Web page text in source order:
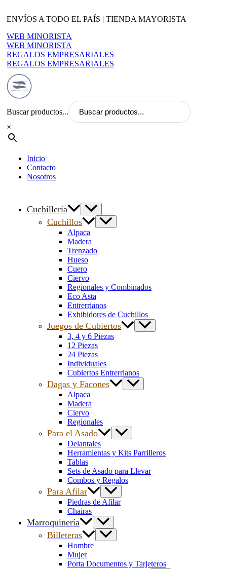
al
ENVÍOS A TODO EL PAÍS | TIENDA MAYORISTA
WEB MINORISTA
WEB MINORISTA
REGALOS EMPRESARIALES
REGALOS EMPRESARIALES
Buscar productos...
×
Inicio
Contacto
Nosotros
Cuchillería
Cuchillos
Alpaca
Madera
Trenzado
Hueso
Cuero
Ciervo
Regionales y Combinados
Eco Asta
Entrerrianos
Exhibidores de Cuchillos
Juegos de Cubiertos
3, 4 y 6 Piezas
12 Piezas
24 Piezas
Individuales
Cubiertos Entrerrianos
Dagas y Facones
Alpaca
Madera
Ciervo
Regionales
Para el Asado
Delantales
Herramientas y Kits Parrilleros
Tablas
Sets de Asado para Llevar
Combos y Regalos
Para Afilar
Piedras de Afilar
Chairas
Marroquinería
Billeteras
Hombre
Mujer
Porta Documentos y Tarjeteros